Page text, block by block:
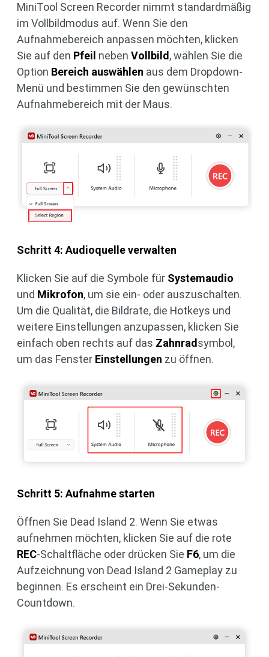
MiniTool Screen Recorder nimmt standardmäßig
im Vollbildmodus auf. Wenn Sie den
Aufnahmebereich anpassen möchten, klicken
Sie auf den Pfeil neben Vollbild , wählen Sie die
Option Bereich auswählen aus dem Dropdown-
Menü und bestimmen Sie den gewünschten
Aufnahmebereich mit der Maus.
Schritt 4: Audioquelle verwalten
Klicken Sie auf die Symbole für Systemaudio
und Mikrofon, um sie ein- oder auszuschalten.
Um die Qualität, die Bildrate, die Hotkeys und
weitere Einstellungen anzupassen, klicken Sie
einfach oben rechts auf das Zahnrad symbol,
um das Fenster Einstellungen zu öffnen.
Schritt 5: Aufnahme starten
Öffnen Sie Dead Island 2. Wenn Sie etwas
aufnehmen möchten, klicken Sie auf die rote
REC-Schaltfläche oder drücken Sie F6, um die
Aufzeichnung von Dead Island 2 Gameplay zu
beginnen. Es erscheint ein Drei-Sekunden-
Countdown.